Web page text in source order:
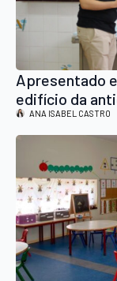
Apresentado
edifício da
ANA ISABEL CASTRO